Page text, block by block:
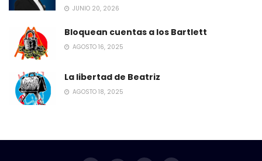
JUNIO 20, 2026
Bloquean cuentas a los Bartlett
AGOSTO 16, 2025
La libertad de Beatriz
AGOSTO 18, 2025